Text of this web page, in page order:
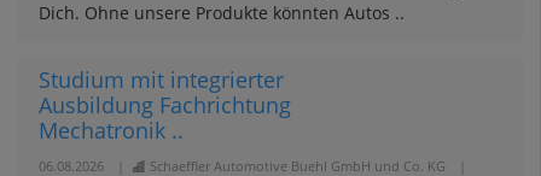
Dich. Ohne unsere Produkte könnten Autos ..
Studium mit integrierter
Ausbildung Fachrichtung
Mechatronik ..
06.08.2026 Schaeffler Automotive Buehl GmbH und Co. KG